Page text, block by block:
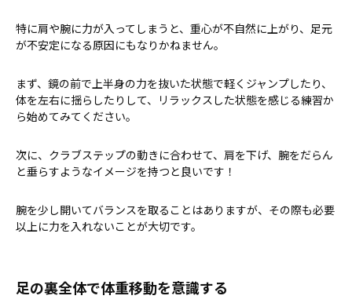
特に肩や腕に力が入ってしまうと、重心が不自然に上がり、足元
が不安定になる原因にもなりかねません。
まず、鏡の前で上半身の力を抜いた状態で軽くジャンプしたり、
体を左右に揺らしたりして、リラックスした状態を感じる練習か
ら始めてみてください。
次に、クラブステップの動きに合わせて、肩を下げ、腕をだらん
と垂らすようなイメージを持つと良いです！
腕を少し開いてバランスを取ることはありますが、その際も必要
以上に力を入れないことが大切です。
足の裏全体で体重移動を意識する